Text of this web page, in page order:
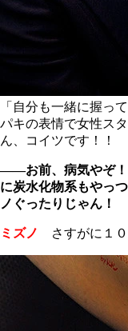
「自分も一緒に握っ
パキの表情で女性ス
ん、コイツです！！
――お前、病気やぞ
に炭水化物系もやっ
ノぐったりじゃん！
ミズノ さすがに１０